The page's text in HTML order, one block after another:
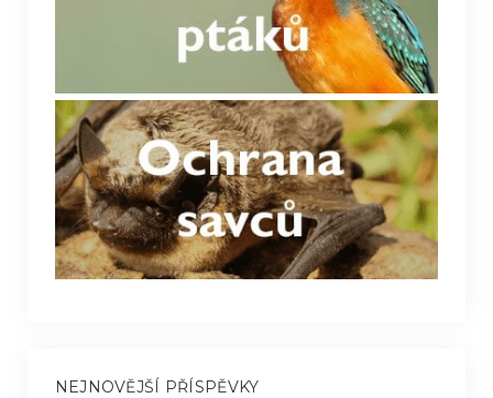
NEJNOVĚJŠÍ PŘÍSPĚVKY